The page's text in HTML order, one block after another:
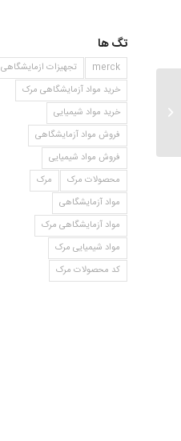
تگ ها
merck
تجهیزات ازمایشگاهی
خرید مواد آزمایشگاهی مرک
خرید مواد شیمیایی
فروش مواد آزمایشگاهی
فروش مواد شیمیایی
محصولات مرک
مرک
مواد آزمایشگاهی
مواد آزمایشگاهی مرک
مواد شیمیایی مرک
کد محصولات مرک
الکل اتیلیک